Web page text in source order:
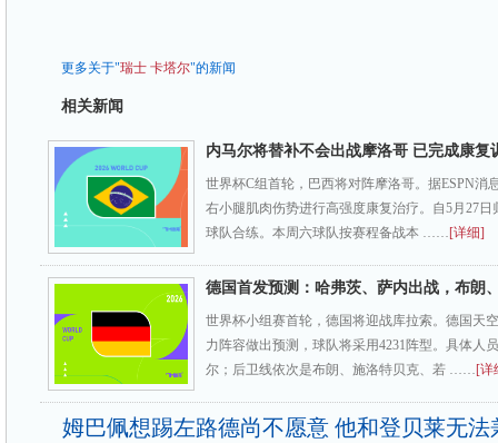
更多关于"瑞士 卡塔尔"的新闻
相关新闻
内马尔将替补不会出战摩洛哥 已完成康复
世界杯C组首轮，巴西将对阵摩洛哥。据ESPN消
右小腿肌肉伤势进行高强度康复治疗。自5月27
球队合练。本周六球队按赛程备战本 ……[详细]
德国首发预测：哈弗茨、萨内出战，布朗
世界杯小组赛首轮，德国将迎战库拉索。德国天
力阵容做出预测，球队将采用4231阵型。具体人
尔；后卫线依次是布朗、施洛特贝克、若 ……[详
姆巴佩想踢左路德尚不愿意 他和登贝莱无法